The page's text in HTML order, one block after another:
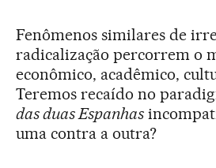
Fenômenos similares de
radicalização percorrem o
econômico, acadêmico,
Teremos recaído no
das duas Espanhas
uma contra a outra?